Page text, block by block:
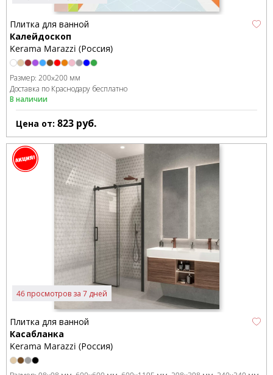
Плитка для ванной
Калейдоскоп
Kerama Marazzi (Россия)
Размер: 200x200 мм
Доставка по Краснодару бесплатно
В наличии
Цена от: 823 руб.
46 просмотров за 7 дней
Плитка для ванной
Касабланка
Kerama Marazzi (Россия)